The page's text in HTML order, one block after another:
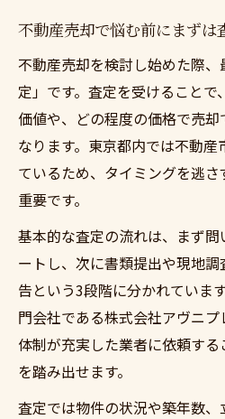
不動産売却で悩む前にまずは
不動産売却を検討し始めた際
定」です。査定を受けること
価値や、どの程度の価格で売
なります。東京都内では不動
ているため、タイミングを逃
重要です。
基本的な査定の流れは、まず
ートし、次に書類提出や現地
告という3段階に分かれていま
門会社である株式会社アヴニ
体制が充実した業者に依頼す
を踏み出せます。
査定では物件の状況や築年数